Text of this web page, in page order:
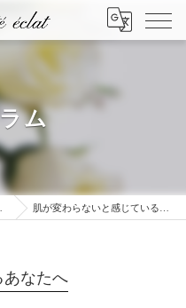
ム
肌が変わらないと感じているあなたへ
なたへ